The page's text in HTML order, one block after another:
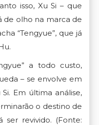
isso, Xu Si – que
de olho na marca de
“Tengyue”, que já
a todo custo,
– se envolve em
Em última análise,
o destino de
ser revivido. (Fonte: